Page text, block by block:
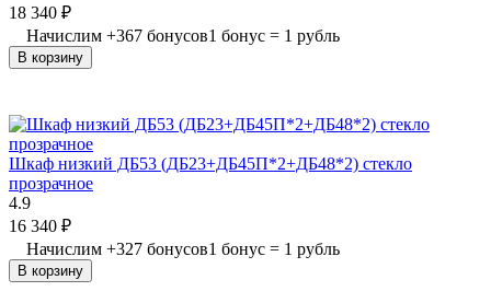
18 340 ₽
Начислим +367 бонусов1 бонус = 1 рубль
В корзину
Шкаф низкий ДБ53 (ДБ23+ДБ45П*2+ДБ48*2) стекло
прозрачное
4.9
16 340 ₽
Начислим +327 бонусов1 бонус = 1 рубль
В корзину